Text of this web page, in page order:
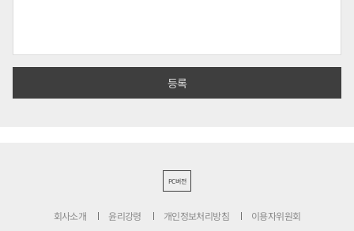
PC버전
회사소개 윤리강령 개인정보처리방침 이용자위원회